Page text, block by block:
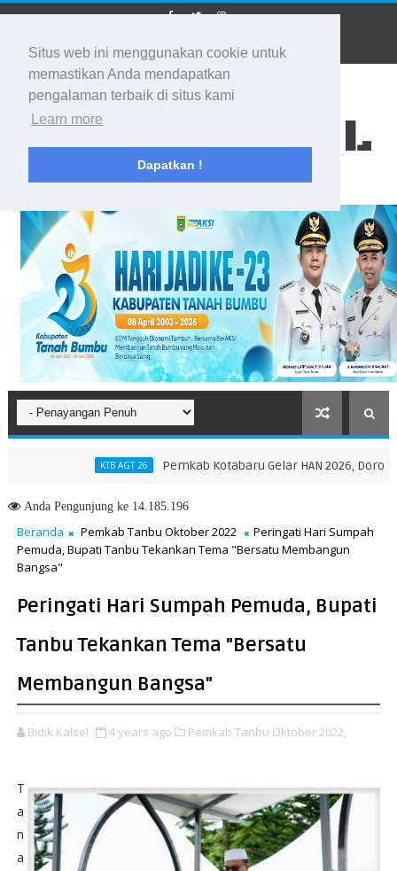
Situs web ini menggunakan cookie untuk
memastikan Anda mendapatkan
pengalaman terbaik di situs kami
Learn more
Dapatkan !
BIDIK KALSEL
Membidik Ke Segala Arah
KTB AGT 26 Pemkab Kotabaru Gelar HAN 2026, Dorong
AndaPengunjung ke 14.185.196
Beranda Pemkab Tanbu Oktober 2022
Peringati Hari Sumpah
Pemuda, Bupati Tanbu Tekankan Tema "Bersatu Membangun
Bangsa"
Peringati Hari Sumpah Pemuda, Bupati
Tanbu Tekankan Tema "Bersatu
Membangun Bangsa"
Bidik Kalsel 4 years ago Pemkab Tanbu Oktober 2022,
T
a
n
a